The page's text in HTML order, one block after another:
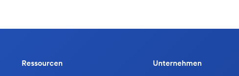
Ressourcen Unternehmen